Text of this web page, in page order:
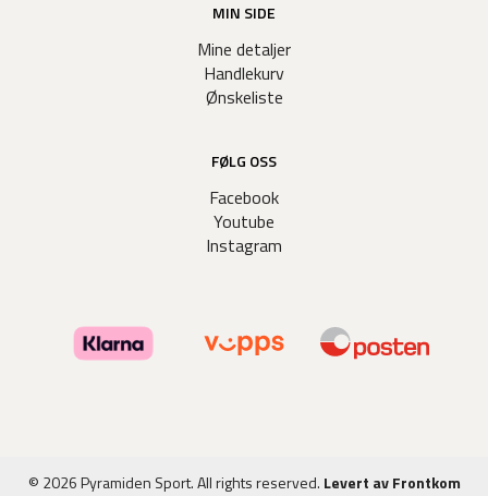
MIN SIDE
Mine detaljer
Handlekurv
Ønskeliste
FØLG OSS
Facebook
Youtube
Instagram
© 2026 Pyramiden Sport. All rights reserved. Levert av Frontkom